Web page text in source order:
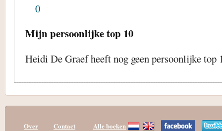
0
Mijn persoonlijke top 10
Heidi De Graef heeft nog geen persoonlijke top
Over Contact Alle boeken